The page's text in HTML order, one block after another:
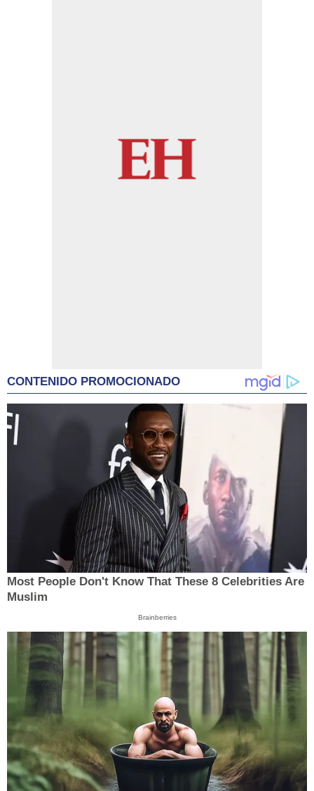
CONTENIDO PROMOCIONADO
Most People Don't Know That These 8 Celebrities Are
Muslim
Brainberries